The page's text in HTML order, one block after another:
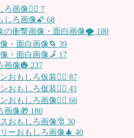
画像🤸‍♂️ 7
しろ画像🌠 68
の衝撃画像・面白画像🌪 100
・面白画像🌀 39
・面白画像🗾 17
画像🎃 237
おもしろ仮装👯‍♂️ 87
おもしろ仮装🧞‍♀️ 41
おもしろ画像🧛‍♂️ 66
画像🎁 180
おもしろ画像🎅 30
ーおもしろ画像🎄 40